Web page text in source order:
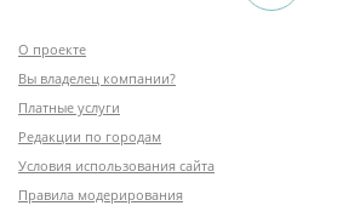
О проекте
Вы владелец компании?
Платные услуги
Редакции по городам
Условия использования сайта
Правила модерирования